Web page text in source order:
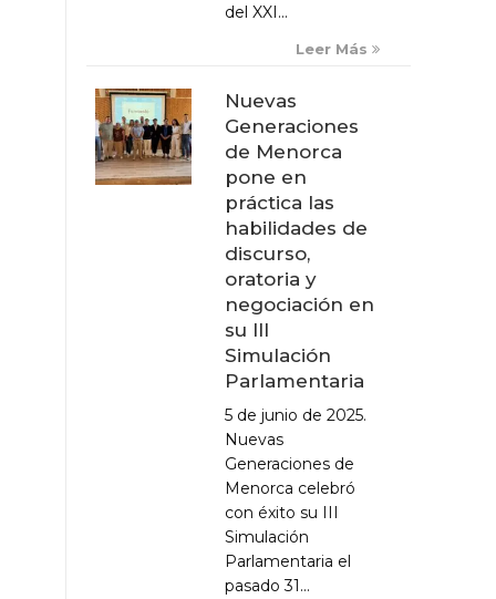
del XXI...
Leer Más
Nuevas
Generaciones
de Menorca
pone en
práctica las
habilidades de
discurso,
oratoria y
negociación en
su III
Simulación
Parlamentaria
5 de junio de 2025.
Nuevas
Generaciones de
Menorca celebró
con éxito su III
Simulación
Parlamentaria el
pasado 31...